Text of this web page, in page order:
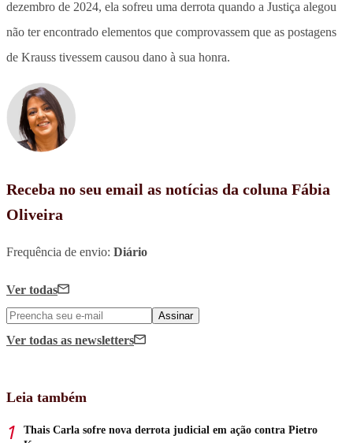
dezembro de 2024, ela sofreu uma derrota quando a Justiça alegou
não ter encontrado elementos que comprovassem que as postagens
de Krauss tivessem causou dano à sua honra.
Receba no seu email as notícias da coluna Fábia
Oliveira
Frequência de envio: Diário
Ver todas
Assinar
Ver todas as newsletters
Leia também
Thais Carla sofre nova derrota judicial em ação contra Pietro